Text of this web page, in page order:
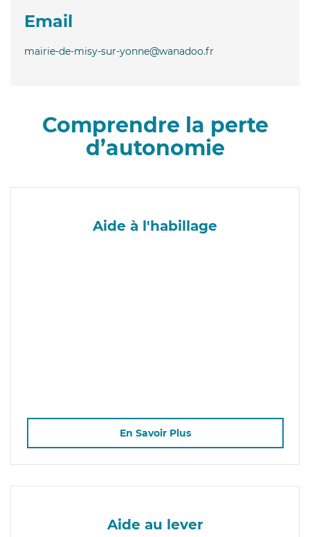
Email
mairie-de-misy-sur-yonne@wanadoo.fr
Comprendre la perte
d’autonomie
Aide à l'habillage
En Savoir Plus
Aide au lever